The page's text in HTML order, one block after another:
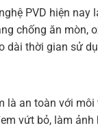
PVD hiện
chống ăn
thời gian sử
an toàn với
vứt bỏ, làm